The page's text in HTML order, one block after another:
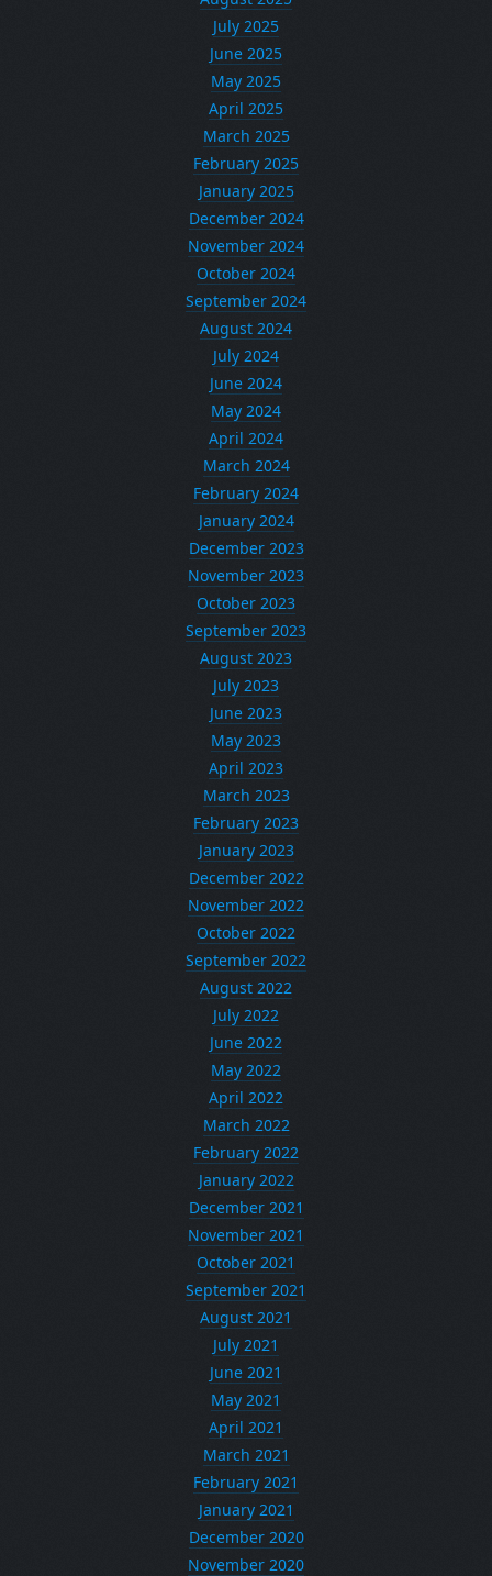
July 2025
June 2025
May 2025
April 2025
March 2025
February 2025
January 2025
December 2024
November 2024
October 2024
September 2024
August 2024
July 2024
June 2024
May 2024
April 2024
March 2024
February 2024
January 2024
December 2023
November 2023
October 2023
September 2023
August 2023
July 2023
June 2023
May 2023
April 2023
March 2023
February 2023
January 2023
December 2022
November 2022
October 2022
September 2022
August 2022
July 2022
June 2022
May 2022
April 2022
March 2022
February 2022
January 2022
December 2021
November 2021
October 2021
September 2021
August 2021
July 2021
June 2021
May 2021
April 2021
March 2021
February 2021
January 2021
December 2020
November 2020